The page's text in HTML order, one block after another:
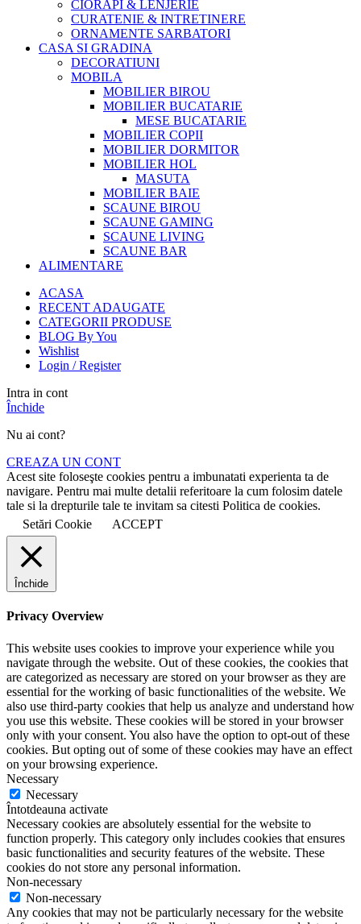
CIORAPI & LENJERIE
CURATENIE & INTRETINERE
ORNAMENTE SARBATORI
CASA SI GRADINA
DECORATIUNI
MOBILA
MOBILIER BIROU
MOBILIER BUCATARIE
MESE BUCATARIE
MOBILIER COPII
MOBILIER DORMITOR
MOBILIER HOL
MASUTA
MOBILIER BAIE
SCAUNE BIROU
SCAUNE GAMING
SCAUNE LIVING
SCAUNE BAR
ALIMENTARE
ACASA
RECENT ADAUGATE
CATEGORII PRODUSE
BLOG By You
Wishlist
Login / Register
Intra in cont
Închide
Nu ai cont?
CREAZA UN CONT
Acest site foloseşte cookies pentru a imbunatati experienta ta de
navigare. Pentru mai multe detalii referitoare la cum folosim datele
tale si la drepturile tale te invitam sa citesti Politica de cookies.
Setări Cookie
ACCEPT
Închide
Privacy Overview
This website uses cookies to improve your experience while you
navigate through the website. Out of these cookies, the cookies that
are categorized as necessary are stored on your browser as they are
essential for the working of basic functionalities of the website. We
also use third-party cookies that help us analyze and understand how
you use this website. These cookies will be stored in your browser
only with your consent. You also have the option to opt-out of these
cookies. But opting out of some of these cookies may have an effect
on your browsing experience.
Necessary
Necessary
Întotdeauna activate
Necessary cookies are absolutely essential for the website to
function properly. This category only includes cookies that ensures
basic functionalities and security features of the website. These
cookies do not store any personal information.
Non-necessary
Non-necessary
Any cookies that may not be particularly necessary for the website